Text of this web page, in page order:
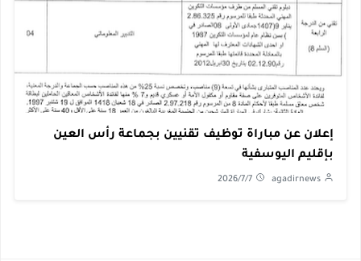
إعلان عن مباراة توظيف تقنيين بجماعة رأس العين
بإقليم اليوسفية
agadirnews
2026/7/7